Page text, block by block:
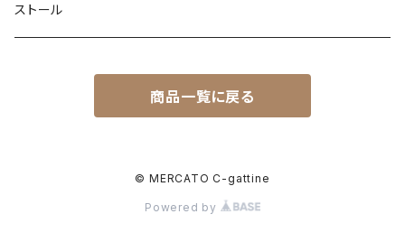
ピアス
ストール
商品一覧に戻る
© MERCATO C-gattine
Powered by